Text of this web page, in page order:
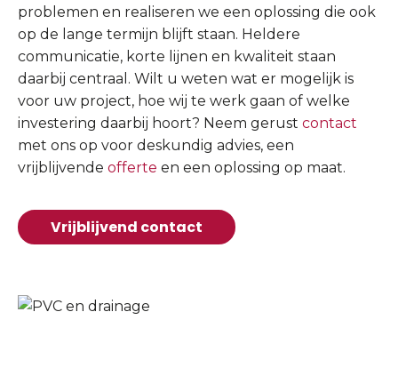
problemen en realiseren we een oplossing die ook
op de lange termijn blijft staan. Heldere
communicatie, korte lijnen en kwaliteit staan
daarbij centraal. Wilt u weten wat er mogelijk is
voor uw project, hoe wij te werk gaan of welke
investering daarbij hoort? Neem gerust contact
met ons op voor deskundig advies, een
vrijblijvende offerte en een oplossing op maat.
Vrijblijvend contact